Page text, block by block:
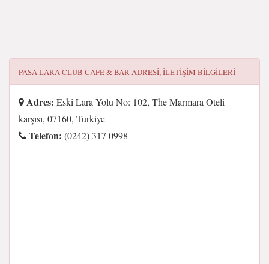
PASA LARA CLUB CAFE & BARADRESI, ILETIŞIM BILGILERI
Adres: Eski Lara Yolu No: 102, The Marmara Oteli
karşısı, 07160, Türkiye
Telefon: (0242) 317 0998